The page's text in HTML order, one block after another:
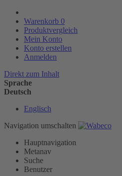
Warenkorb 0
Produktvergleich
Mein Konto
Konto erstellen
Anmelden
Direkt zum Inhalt
Sprache
Deutsch
Englisch
Navigation umschalten
Hauptnavigation
Metanav
Suche
Benutzer